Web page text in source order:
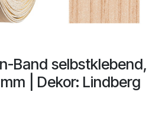
Band selbstklebend,
| Dekor: Lindberg